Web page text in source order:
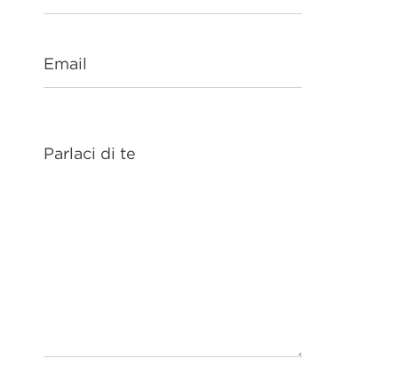
Email
Parlaci di te